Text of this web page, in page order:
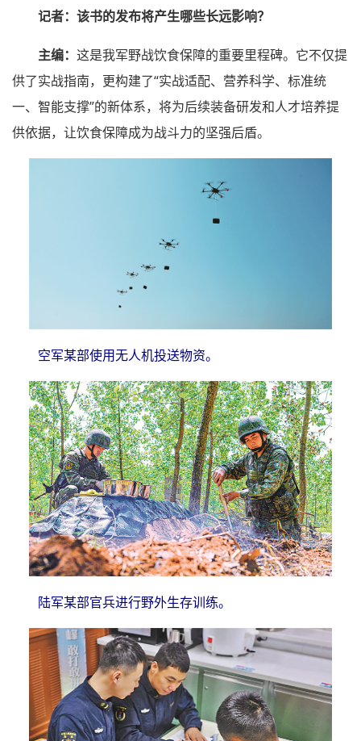
记者：该书的发布将产生哪些长远影响？
主编： 这是我军野战饮食保障的重要里程碑。它不仅提
供了实战指南，更构建了“实战适配、营养科学、标准统
一、智能支撑”的新体系，将为后续装备研发和人才培养提
供依据，让饮食保障成为战斗力的坚强后盾。
空军某部使用无人机投送物资。
陆军某部官兵进行野外生存训练。